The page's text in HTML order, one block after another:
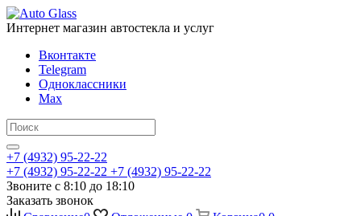
Интернет магазин автостекла и услуг
Вконтакте
Telegram
Одноклассники
Max
+7 (4932) 95-22-22
+7 (4932) 95-22-22 +7 (4932) 95-22-22
Звоните с 8:10 до 18:10
Заказать звонок